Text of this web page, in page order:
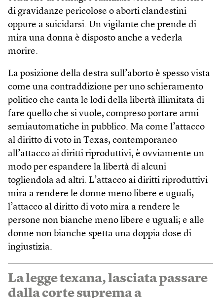
di gravidanze pericolose o aborti clandestini
oppure a suicidarsi. Un vigilante che prende di
mira una donna è disposto anche a vederla
morire.
La posizione della destra sull’aborto è spesso vista
come una contraddizione per uno schieramento
politico che canta le lodi della libertà illimitata di
fare quello che si vuole, compreso portare armi
semiautomatiche in pubblico. Ma come l’attacco
al diritto di voto in Texas, contemporaneo
all’attacco ai diritti riproduttivi, è ovviamente un
modo per espandere la libertà di alcuni
togliendola ad altri. L’attacco ai diritti riproduttivi
mira a rendere le donne meno libere e uguali;
l’attacco al diritto di voto mira a rendere le
persone non bianche meno libere e uguali; e alle
donne non bianche spetta una doppia dose di
ingiustizia.
La legge texana, lasciata passare
dalla corte suprema a